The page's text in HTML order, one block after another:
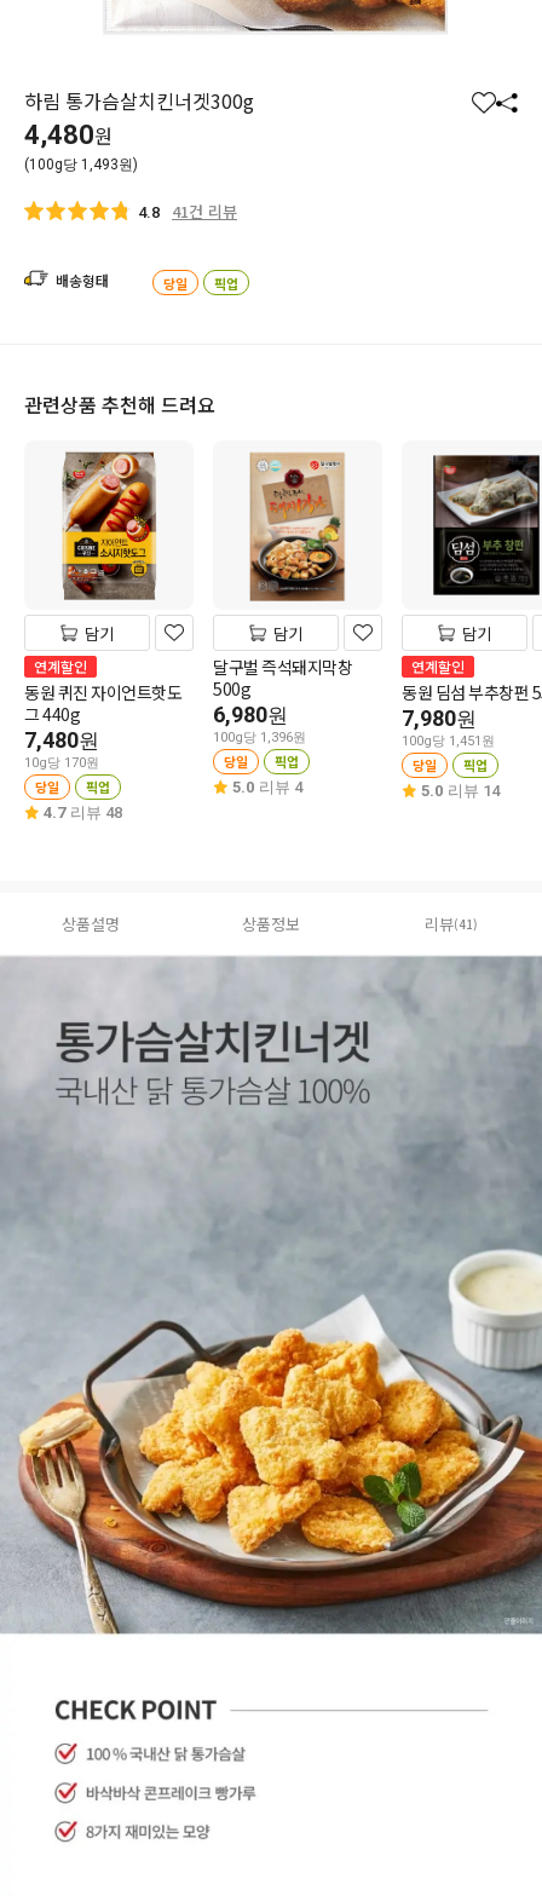
하림 통가슴살치킨너겟300g
찜 공
4,480원
(100g당 1,493원)
4.8 41건 리뷰
배송형태 당일 픽업
관련상품 추천해 드려요
담기
연계할인
동원 퀴진 자이언트핫도
그 440g
7,480원
10g당 170원
당일 픽업
4.7 리뷰 48
담기
달구벌 즉석돼지막창
500g
6,980원
100g당 1,396원
당일 픽업
5.0 리뷰 4
담기
연계할인
동원 딤섬 부추창펀
7,980원
100g당 1,451원
당일 픽업
5.0 리뷰 14
상품설명 상품정보 리뷰(41)